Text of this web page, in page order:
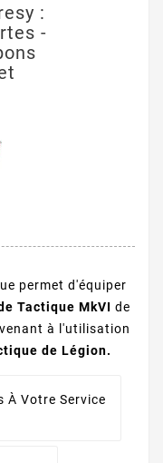
:
-
permet d'équiper
Tactique MkVI de
à l'utilisation
de Légion.
À Votre Service